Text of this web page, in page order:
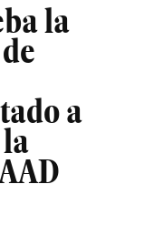
la
a